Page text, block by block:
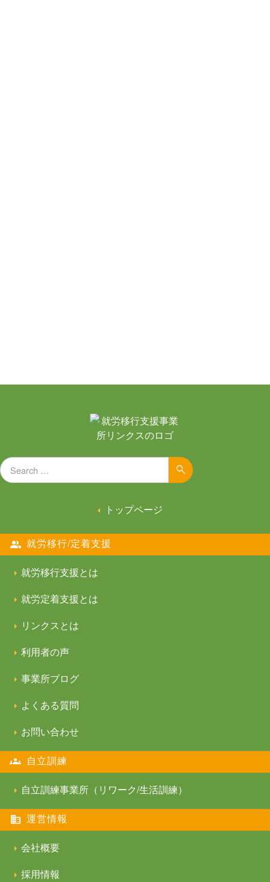
Search for: Search
トップページ
就労移行/定着支援
就労移行支援とは
就労定着支援とは
リンクスとは
利用者の声
事業所ブログ
よくある質問
お問い合わせ
自立訓練
自立訓練事業所（リワーク/生活訓練）
運営情報
会社概要
採用情報